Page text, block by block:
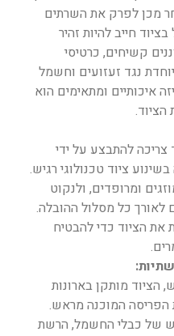
מכן לפרק את השרתים
חייב להיות זהיר
קשיחים, כרטיסי
נגד זעזועים וחשמל
איכותיים ומתאימים הוא
צריכה להתבצע על ידי
ציוד טכנולוגי רגיש.
ומרופדים, ולנקוט
כל מסלול ההובלה.
את הציוד כדי להבטיח
מותקן בארונות
הפריסה המוכנה מראש.
של כבלי החשמל, הרשת